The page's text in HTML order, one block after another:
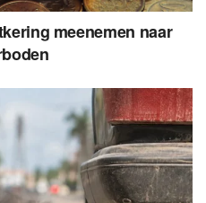
meenemen naar